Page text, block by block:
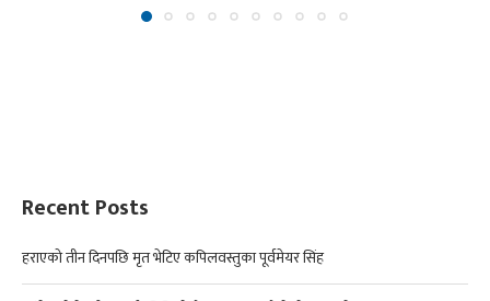
Recent Posts
हराएको तीन दिनपछि मृत भेटिए कपिलवस्तुका पूर्वमेयर सिंह